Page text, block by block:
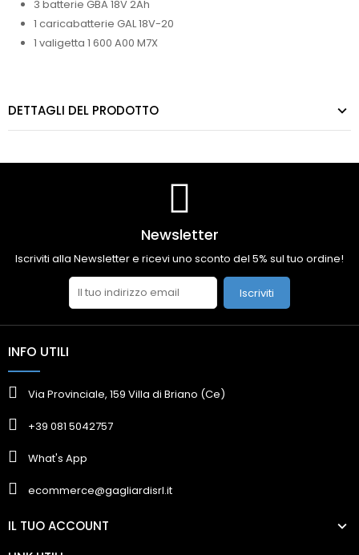
3 batterie GBA 18V 2Ah
1 caricabatterie GAL 18V-20
1 valigetta 1 600 A00 M7X
DETTAGLI DEL PRODOTTO
Newsletter
Iscriviti alla Newsletter e ricevi uno sconto del 5% sul tuo ordine!
Iscriviti
INFO UTILI
Via Provinciale, 159 Villa di Briano (Ce)
+39 081 5042757
What's App
ecommerce@gagliardisrl.it
IL TUO ACCOUNT